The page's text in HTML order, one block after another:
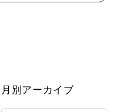
月別アーカイブ